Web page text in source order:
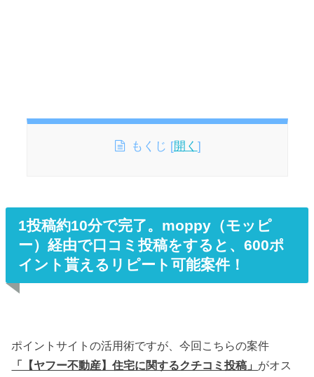
もくじ [開く ]
1投稿約10分で完了。moppy（モッピ
ー）経由で口コミ投稿をすると、600ポ
イント貰えるリピート可能案件！
ポイントサイトの活用術ですが、今回こちらの案件
「【ヤフー不動産】住宅に関するクチコミ投稿」 がオス